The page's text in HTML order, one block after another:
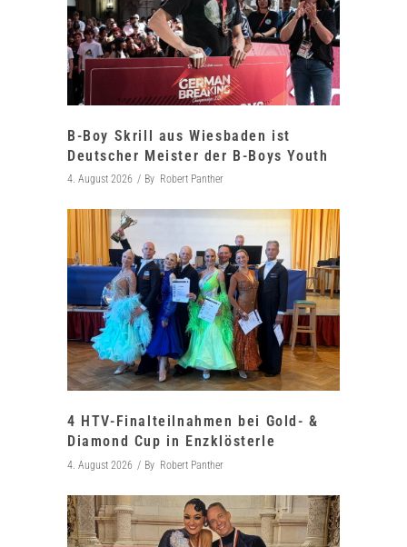
B-Boy Skrill aus Wiesbaden ist
Deutscher Meister der B-Boys Youth
4. August 2026 By Robert Panther
4 HTV-Finalteilnahmen bei Gold- &
Diamond Cup in Enzklösterle
4. August 2026 By Robert Panther